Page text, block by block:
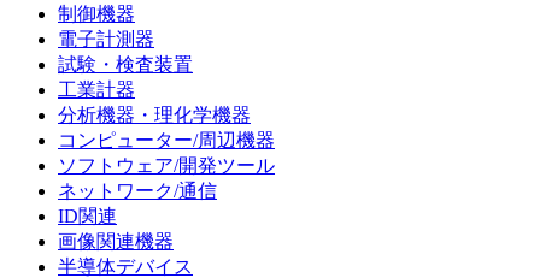
制御機器
電子計測器
試験・検査装置
工業計器
分析機器・理化学機器
コンピューター/周辺機器
ソフトウェア/開発ツール
ネットワーク/通信
ID関連
画像関連機器
半導体デバイス